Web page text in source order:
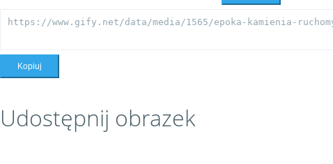
Kopiuj
Udostępnij obrazek